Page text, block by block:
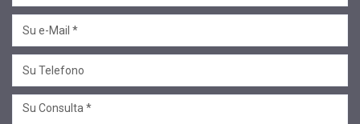
#novedades
#salta jujuy
#voluntariado
#linea profesional
#ciclo de encuentros